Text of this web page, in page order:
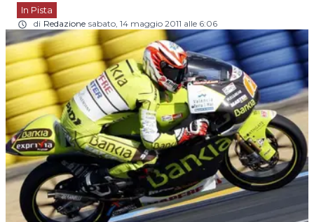
In Pista
di Redazione sabato, 14 maggio 2011 alle 6:06